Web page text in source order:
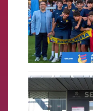
FCB Barcelona badge